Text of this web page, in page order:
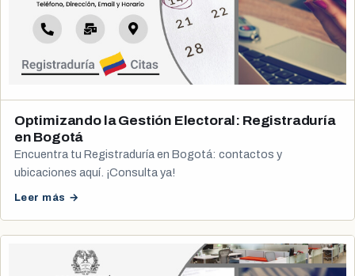
Optimizando la Gestión Electoral: Registraduría
en Bogotá
Encuentra tu Registraduría en Bogotá: contactos y
ubicaciones aquí. ¡Consulta ya!
Leer más →